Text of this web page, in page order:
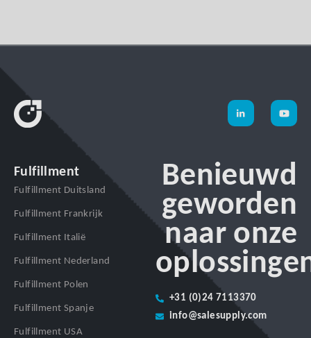
Fulfillment
Fulfillment Duitsland
Fulfillment Frankrijk
Fulfillment Italië
Fulfillment Nederland
Fulfillment Polen
Fulfillment Spanje
Fulfillment USA
Benieuwd
geworden
naar onze
+31 (0)24 7113370
info@salesupply.com